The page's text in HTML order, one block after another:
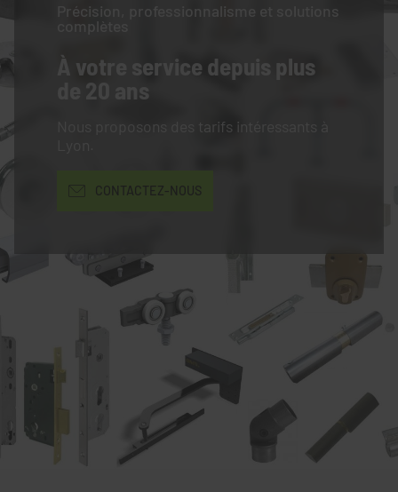
Précision, professionnalisme et solutions
complètes
À votre service depuis plus
de 20 ans
Nous proposons des tarifs intéressants à
CONTACTEZ-NOUS